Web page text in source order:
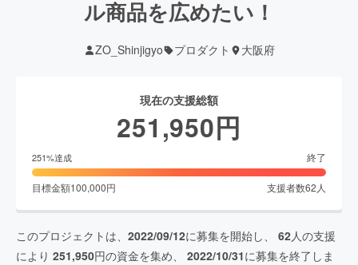
ル商品を広めたい！
ZO_Shinjigyo プロダクト 大阪府
現在の支援総額
251,950円
251%達成 終了
目標金額100,000円 支援者数62人
このプロジェクトは、 2022/09/12に募集を開始し、 62人の支援
により 251,950円の資金を集め、 2022/10/31に募集を終了しま